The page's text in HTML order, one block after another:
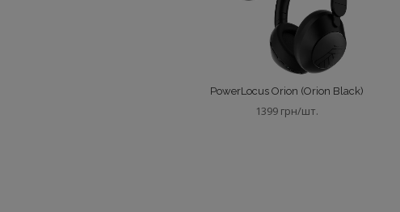
PowerLocus Orion (Orion Black)
1399 грн/шт.